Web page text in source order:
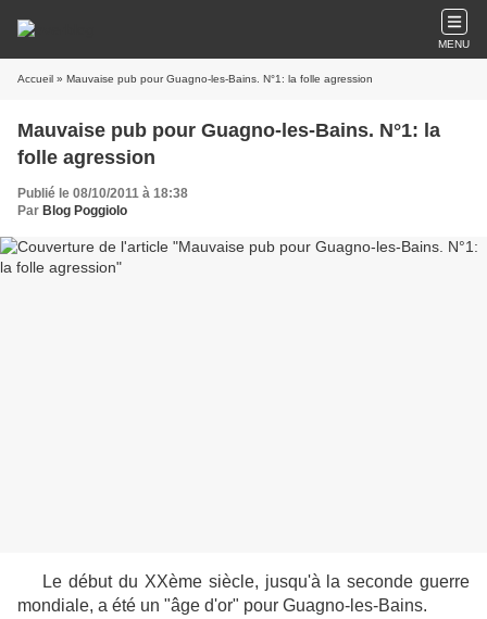
MENU
Accueil » Mauvaise pub pour Guagno-les-Bains. N°1: la folle agression
Mauvaise pub pour Guagno-les-Bains. N°1: la
folle agression
Publié le 08/10/2011 à 18:38
Par Blog Poggiolo
Le début du XXème siècle, jusqu'à la seconde guerre
mondiale, a été un "âge d'or" pour Guagno-les-Bains.